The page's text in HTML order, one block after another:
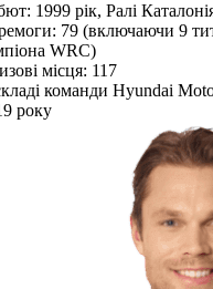
1999 рік, Ралі
79 (включаючи 9
WRC)
місця: 117
команди Hyundai
року